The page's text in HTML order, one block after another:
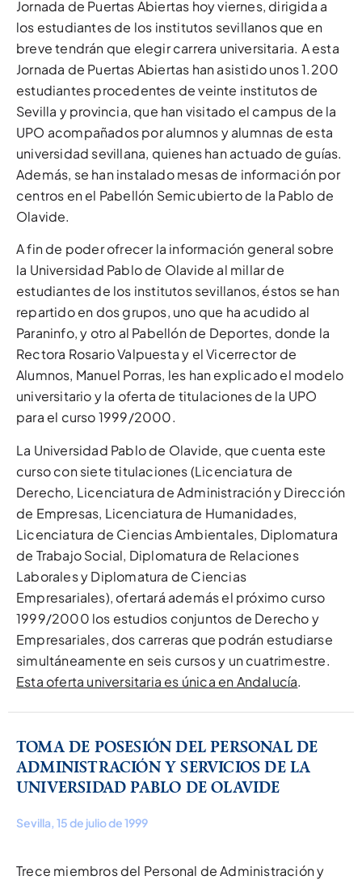
Jornada de Puertas Abiertas hoy viernes, dirigida a
los estudiantes de los institutos sevillanos que en
breve tendrán que elegir carrera universitaria. A esta
Jornada de Puertas Abiertas han asistido unos 1.200
estudiantes procedentes de veinte institutos de
Sevilla y provincia, que han visitado el campus de la
UPO acompañados por alumnos y alumnas de esta
universidad sevillana, quienes han actuado de guías.
Además, se han instalado mesas de información por
centros en el Pabellón Semicubierto de la Pablo de
Olavide.
A fin de poder ofrecer la información general sobre
la Universidad Pablo de Olavide al millar de
estudiantes de los institutos sevillanos, éstos se han
repartido en dos grupos, uno que ha acudido al
Paraninfo, y otro al Pabellón de Deportes, donde la
Rectora Rosario Valpuesta y el Vicerrector de
Alumnos, Manuel Porras, les han explicado el modelo
universitario y la oferta de titulaciones de la UPO
para el curso 1999/2000.
La Universidad Pablo de Olavide, que cuenta este
curso con siete titulaciones (Licenciatura de
Derecho, Licenciatura de Administración y Dirección
de Empresas, Licenciatura de Humanidades,
Licenciatura de Ciencias Ambientales, Diplomatura
de Trabajo Social, Diplomatura de Relaciones
Laborales y Diplomatura de Ciencias
Empresariales), ofertará además el próximo curso
1999/2000 los estudios conjuntos de Derecho y
Empresariales, dos carreras que podrán estudiarse
simultáneamente en seis cursos y un cuatrimestre.
Esta oferta universitaria es única en Andalucía.
TOMA DE POSESIÓN DEL PERSONAL DE
ADMINISTRACIÓN Y SERVICIOS DE LA
UNIVERSIDAD PABLO DE OLAVIDE
Sevilla, 15 de julio de 1999
Trece miembros del Personal de Administración y